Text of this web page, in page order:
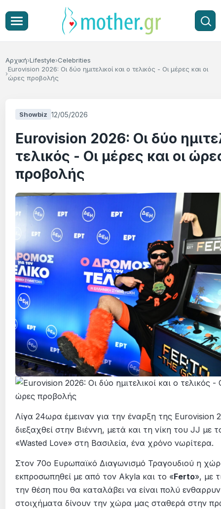
Αρχική Lifestyle Celebrities
Eurovision 2026: Οι δύο ημιτελικοί και ο τελικός - Οι μέρες και οι
ώρες προβολής
Showbiz 12/05/2026
Eurovision 2026: Οι δύο
τελικός - Οι μέρες και οι
προβολής
Λίγα 24ωρα έμειναν για την έναρξη της Eurovision
διεξαχθεί στην Βιέννη, μετά και τη νίκη του JJ με
«Wasted Love» στη Βασιλεία, ένα χρόνο νωρίτερα.
Στον 70ο Ευρωπαϊκό Διαγωνισμό Τραγουδιού η
εκπροσωπηθεί με από τον Akyla και το «Ferto», με
την θέση που θα καταλάβει να είναι πολύ
στοιχήματα δίνουν την χώρα μας σταθερά στην